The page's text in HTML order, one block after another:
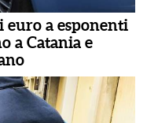
euro a esponenti
a Catania e